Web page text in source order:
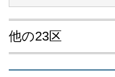
他の23区